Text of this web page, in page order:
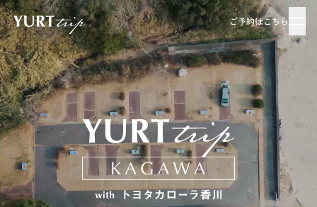
ご予約はこちら
ご予約はこちら